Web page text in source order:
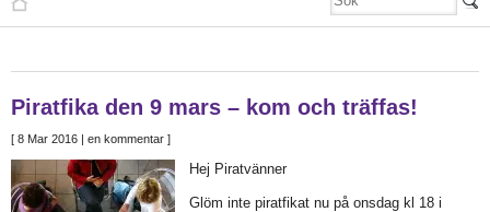
Piratfika den 9 mars – kom och träffas!
[ 8 Mar 2016 | en kommentar ]
Hej Piratvänner
Glöm inte piratfikat nu på onsdag kl 18 i